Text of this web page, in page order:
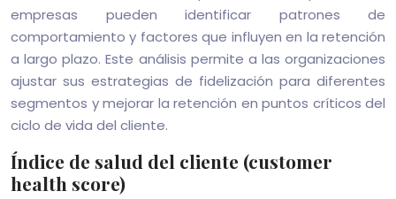
empresas pueden identificar patrones de
comportamiento y factores que influyen en la retención
a largo plazo. Este análisis permite a las organizaciones
ajustar sus estrategias de fidelización para diferentes
segmentos y mejorar la retención en puntos críticos del
ciclo de vida del cliente.
Índice de salud del cliente (customer
health score)